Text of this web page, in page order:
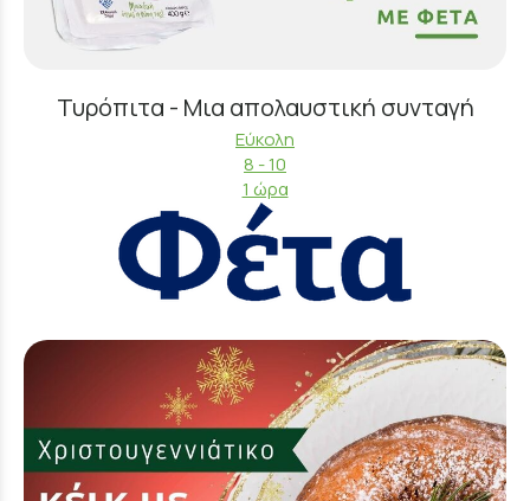
Τυρόπιτα - Μια απολαυστική συνταγή
Εύκολη
8 - 10
1 ώρα